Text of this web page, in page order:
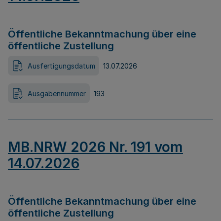
Öffentliche Bekanntmachung über eine
öffentliche Zustellung
Ausfertigungsdatum 13.07.2026
Ausgabennummer 193
MB.NRW 2026 Nr. 191 vom
14.07.2026
Öffentliche Bekanntmachung über eine
öffentliche Zustellung